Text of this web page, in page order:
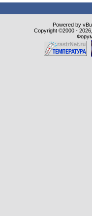
Powered by
Copyright ©2000 -